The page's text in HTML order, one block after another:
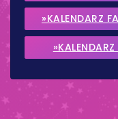
»KALENDARZ